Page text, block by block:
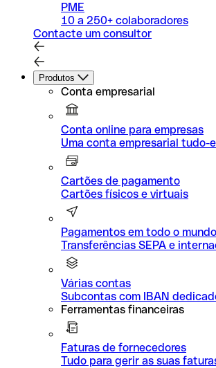
PME
10 a 250+ colaboradores
Contacte um consultor
Produtos
Conta empresarial
Conta online para empresas
Uma conta empresarial tudo-
Cartões de pagamento
Cartões físicos e virtuais
Pagamentos em todo o mundo
Transferências SEPA e
Várias contas
Subcontas com IBAN
Ferramentas financeiras
Faturas de fornecedores
Tudo para gerir as suas